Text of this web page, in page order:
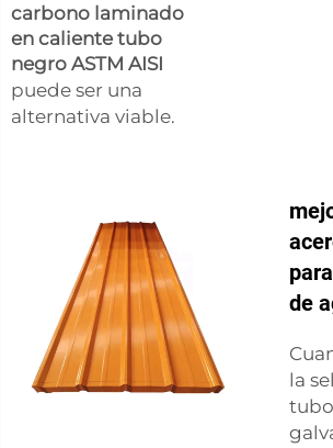
carbono laminado
en caliente tubo
negro ASTM AISI
puede ser una
alternativa viable.
de
la